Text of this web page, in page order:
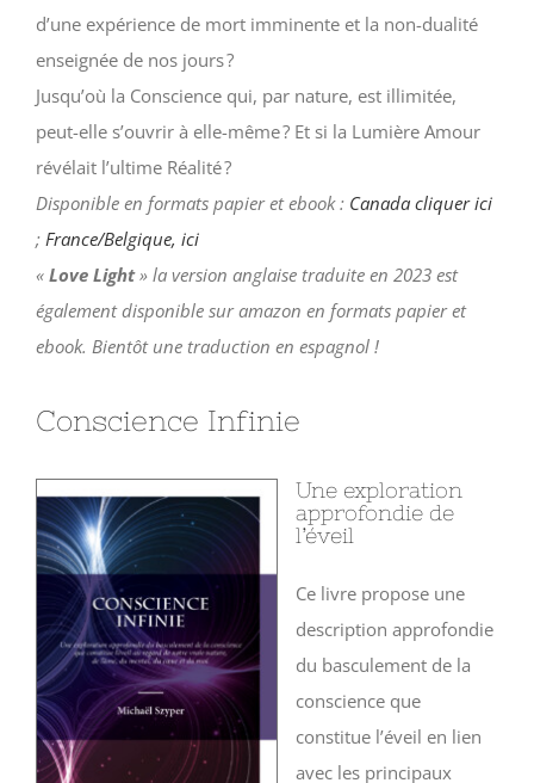
d’une expérience de mort imminente et la non-dualité
enseignée de nos jours ?
Jusqu’où la Conscience qui, par nature, est illimitée,
peut-elle s’ouvrir à elle-même ? Et si la Lumière Amour
révélait l’ultime Réalité ?
Disponible en formats papier et ebook : Canada cliquer ici
; France/Belgique, ici
« Love Light» la version anglaise traduite en 2023 est
également disponible sur amazon en formats papier et
ebook. Bientôt une traduction en espagnol !
Conscience Infinie
Une exploration
approfondie de
l’éveil
Ce livre propose une
description approfondie
du basculement de la
conscience que
constitue l’éveil en lien
avec les principaux